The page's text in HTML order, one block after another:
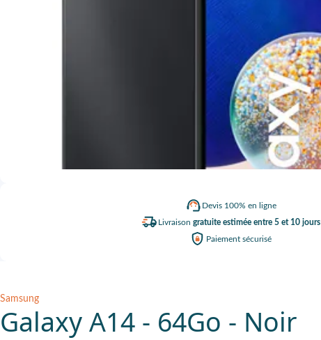
Devis 100% en ligne
Livraison gratuite estimée entre 5 et 10 jours
Paiement sécurisé
Samsung
Galaxy A14 - 64Go - Noir